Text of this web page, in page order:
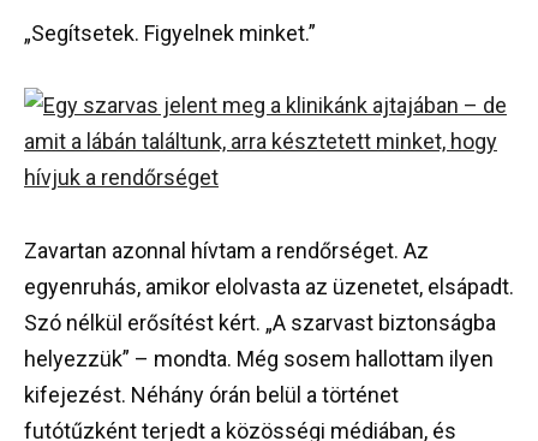
„Segítsetek. Figyelnek minket.”
Zavartan azonnal hívtam a rendőrséget. Az
egyenruhás, amikor elolvasta az üzenetet, elsápadt.
Szó nélkül erősítést kért. „A szarvast biztonságba
helyezzük” – mondta. Még sosem hallottam ilyen
kifejezést. Néhány órán belül a történet
futótűzként terjedt a közösségi médiában, és